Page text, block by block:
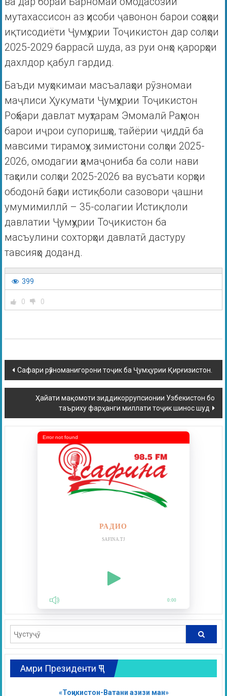
мутахассисон аз ҳисоби ҷавонон барои соҳаҳои
иқтисодиёти Ҷумҳурии Тоҷикистон дар солҳои
2025-2029 баррасӣ шуда, аз руи онҳо қарорҳои
дахлдор қабул гардид.
Баъди муҳокимаи масъалаҳои рӯзномаи
маҷлиси Ҳукумати Ҷумҳурии Тоҷикистон
Роҳбари давлат муҳтарам Эмомалӣ Раҳмон
барои иҷрои супоришҳо, тайёрии ҷиддӣ ба
мавсими тирамоҳу зимистони солҳои 2025-
2026, омодагии ҳамаҷониба ба соли нави
таҳсили солҳои 2025-2026 ва вусъати корҳои
ободонӣ баҳри истиқболи сазовори ҷашни
умумимиллӣ – 35-солагии Истиқлоли
давлатии Ҷумҳурии Тоҷикистон ба
масъулини сохторҳои давлатӣ дастуру
тавсияҳо доданд.
399
0 0
Сафари рӯзноманигорони тоҷик ба Ҷумҳурии Қирғизистон.
Ҳайати мақомоти зиддикоррупсионии Узбекистон бо
таъриху фарҳанги миллати тоҷик шинос шуд
РАДИО
SAFINA.TJ
0:00
Error not found
Амри Президенти ҶТ
«Тоҷикистон-Ватани азизи ман»